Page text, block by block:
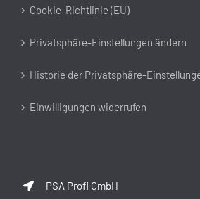
Cookie-Richtlinie (EU)
Privatsphäre-Einstellungen ändern
Historie der Privatsphäre-
Einwilligungen widerrufen
PSA Profi GmbH